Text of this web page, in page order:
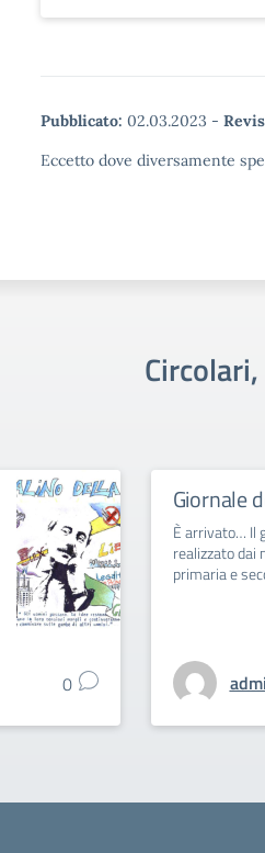
Pubblicato: 02.03.2023 -
Eccetto dove diversamente
0
Giornale
È arrivato… Il
realizzato dai
primaria e